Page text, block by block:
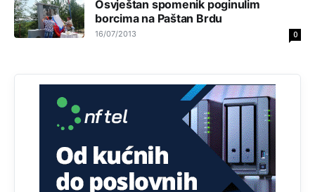
Osvještan spomenik poginulim
borcima na Paštan Brdu
16/07/2013 0
Анонимно2807895 12:16
Dobro zboris 791,ovaj721 dok nije bilo interneta,samo
Анонимно2807895 12:18
Drzi pod kontrolom tri stvari jezik,karakter i
ponasanje...Uzivotu brani tri stvari:cast,prijatelja i
slabije.Iz zivota iskljuci tri stvari uvredu,neznanje i
dok si ziv gaji tri stvari dobrotu,pamet i
prijateljstvo!!
Анонимно2806721 12:39